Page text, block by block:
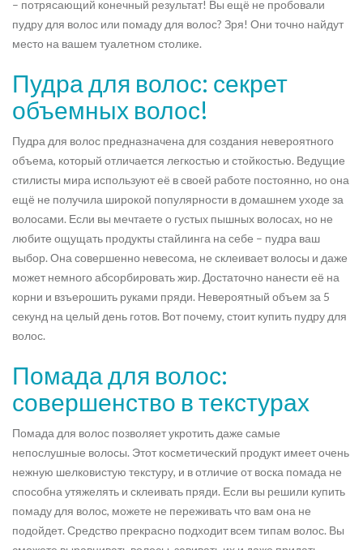
– потрясающий конечный результат! Вы ещё не пробовали
пудру для волос или помаду для волос? Зря! Они точно найдут
место на вашем туалетном столике.
Пудра для волос: секрет
объемных волос!
Пудра для волос предназначена для создания невероятного
объема, который отличается легкостью и стойкостью. Ведущие
стилисты мира используют её в своей работе постоянно, но она
ещё не получила широкой популярности в домашнем уходе за
волосами. Если вы мечтаете о густых пышных волосах, но не
любите ощущать продукты стайлинга на себе – пудра ваш
выбор. Она совершенно невесома, не склеивает волосы и даже
может немного абсорбировать жир. Достаточно нанести её на
корни и взъерошить руками пряди. Невероятный объем за 5
секунд на целый день готов. Вот почему, стоит купить пудру для
волос.
Помада для волос:
совершенство в текстурах
Помада для волос позволяет укротить даже самые
непослушные волосы. Этот косметический продукт имеет очень
нежную шелковистую текстуру, и в отличие от воска помада не
способна утяжелять и склеивать пряди. Если вы решили купить
помаду для волос, можете не переживать что вам она не
подойдет. Средство прекрасно подходит всем типам волос. Вы